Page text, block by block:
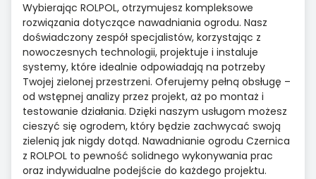
Wybierając ROLPOL, otrzymujesz kompleksowe
rozwiązania dotyczące nawadniania ogrodu. Nasz
doświadczony zespół specjalistów, korzystając z
nowoczesnych technologii, projektuje i instaluje
systemy, które idealnie odpowiadają na potrzeby
Twojej zielonej przestrzeni. Oferujemy pełną obsługę –
od wstępnej analizy przez projekt, aż po montaż i
testowanie działania. Dzięki naszym usługom możesz
cieszyć się ogrodem, który będzie zachwycać swoją
zielenią jak nigdy dotąd. Nawadnianie ogrodu Czernica
z ROLPOL to pewność solidnego wykonywania prac
oraz indywidualne podejście do każdego projektu.